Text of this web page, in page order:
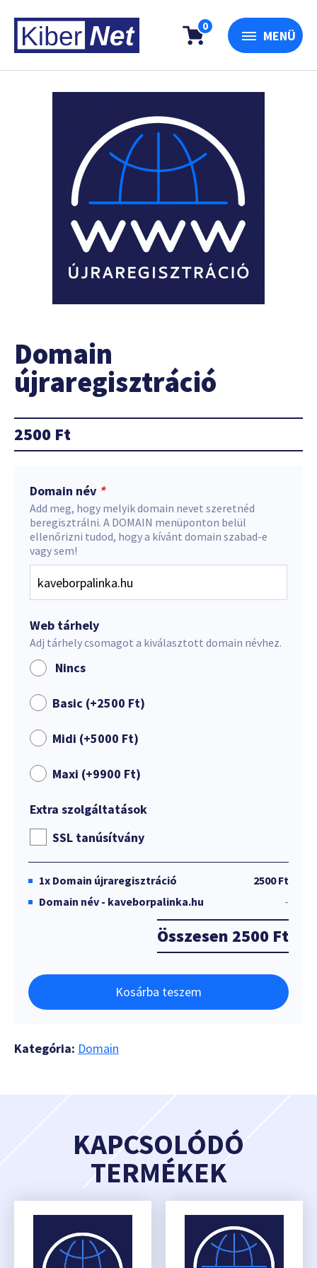
0
MENÜ
Domain
újraregisztráció
2500 Ft
Domain név *
Add meg, hogy melyik domain nevet szeretnéd
beregisztrálni. A DOMAIN menüponton belül
ellenőrizni tudod, hogy a kívánt domain szabad-e
vagy sem!
Web tárhely
Adj tárhely csomagot a kiválasztott domain névhez.
Nincs
Basic (+2500 Ft)
Midi (+5000 Ft)
Maxi (+9900 Ft)
Extra szolgáltatások
SSL tanúsítvány
1x Domain újraregisztráció
2500 Ft
Domain név - kaveborpalinka.hu
-
Összesen 2500 Ft
Kosárba teszem
Kategória: Domain
KAPCSOLÓDÓ
TERMÉKEK